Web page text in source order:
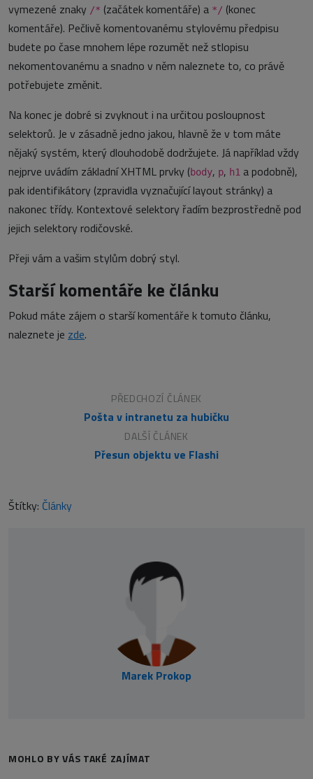
vymezené znaky /* (začátek komentáře) a */ (konec
komentáře). Pečlivě komentovanému stylovému předpisu
budete po čase mnohem lépe rozumět než stlopisu
nekomentovanému a snadno v něm naleznete to, co právě
potřebujete změnit.
Na konec je dobré si zvyknout i na určitou posloupnost
selektorů. Je v zásadně jedno jakou, hlavně že v tom máte
nějaký systém, který dlouhodobě dodržujete. Já například vždy
nejprve uvádím základní XHTML prvky (body, p, h1 a podobně),
pak identifikátory (zpravidla vyznačující layout stránky) a
nakonec třídy. Kontextové selektory řadím bezprostředně pod
jejich selektory rodičovské.
Přeji vám a vašim stylům dobrý styl.
Starší komentáře ke článku
Pokud máte zájem o starší komentáře k tomuto článku,
naleznete je zde.
PŘEDCHOZÍ ČLÁNEK
Pošta v intranetu za hubičku
DALŠÍ ČLÁNEK
Přesun objektu ve Flashi
Štítky: Články
Marek Prokop
MOHLO BY VÁS TAKÉ ZAJÍMAT